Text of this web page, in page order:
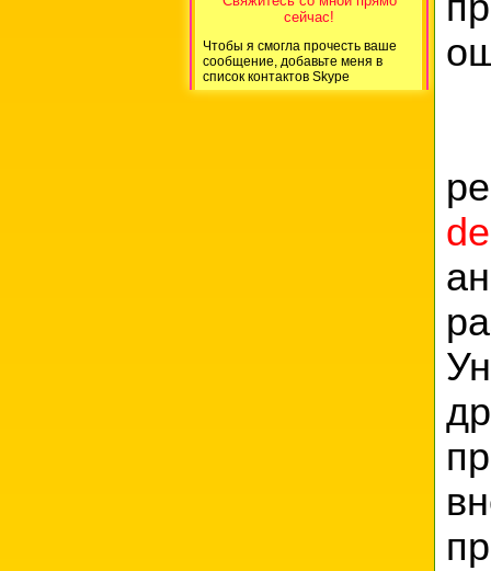
сейчас!
Чтобы я смогла прочесть ваше
сообщение, добавьте меня в
список контактов Skype